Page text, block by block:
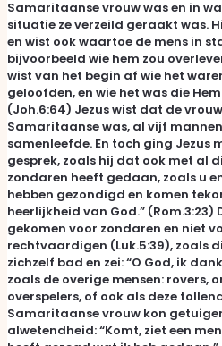
Samaritaanse vrouw was en in
situatie ze verzeild geraakt was.
en wist ook waartoe de mens in
bijvoorbeeld wie hem zou
wist van het begin af wie het
geloofden, en wie het was die
(Joh.6:64) Jezus wist dat de
Samaritaanse was, al vijf
samenleefde. En toch ging Jezus
gesprek, zoals hij dat ook met al
zondaren heeft gedaan, zoals u
hebben gezondigd en komen
heerlijkheid van God.” (Rom.3:23)
gekomen voor zondaren en niet
rechtvaardigen (Luk.5:39), zoals
zichzelf bad en zei: “O God, ik
zoals de overige mensen: rovers,
overspelers, of ook als deze
Samaritaanse vrouw kon
alwetendheid: “Komt, ziet een